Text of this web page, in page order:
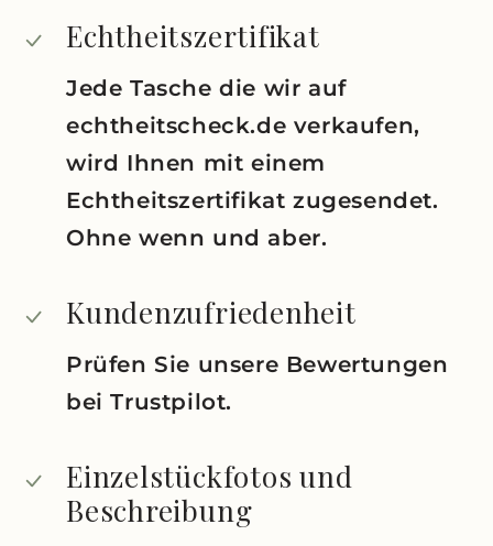
Echtheitszertifikat
Jede Tasche die wir auf
echtheitscheck.de verkaufen,
wird Ihnen mit einem
Echtheitszertifikat zugesendet.
Ohne wenn und aber.
Kundenzufriedenheit
Prüfen Sie unsere Bewertungen
bei Trustpilot.
Einzelstückfotos und
Beschreibung